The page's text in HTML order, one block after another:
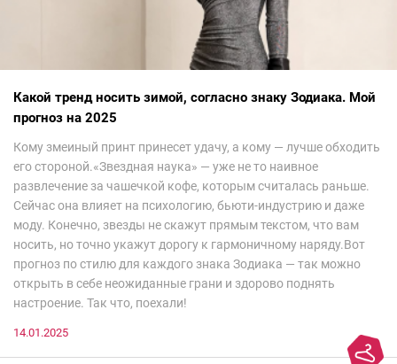
Какой тренд носить зимой, согласно знаку Зодиака. Мой
прогноз на 2025
Кому змеиный принт принесет удачу, а кому — лучше обходить
его стороной.«Звездная наука» — уже не то наивное
развлечение за чашечкой кофе, которым считалась раньше.
Сейчас она влияет на психологию, бьюти-индустрию и даже
моду. Конечно, звезды не скажут прямым текстом, что вам
носить, но точно укажут дорогу к гармоничному наряду.Вот
прогноз по стилю для каждого знака Зодиака — так можно
открыть в себе неожиданные грани и здорово поднять
настроение. Так что, поехали!
14.01.2025